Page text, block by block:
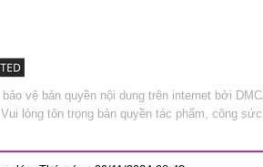
vệ bản quyền nội dung trên internet bởi
lòng tôn trọng bản quyền tác phẩm, công